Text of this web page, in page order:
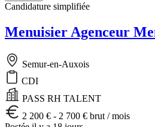
Candidature simplifiée
Menuisier Agenceur
Semur-en-Auxois
CDI
PASS RH TALENT
2 200 € - 2 700 € brut / mois